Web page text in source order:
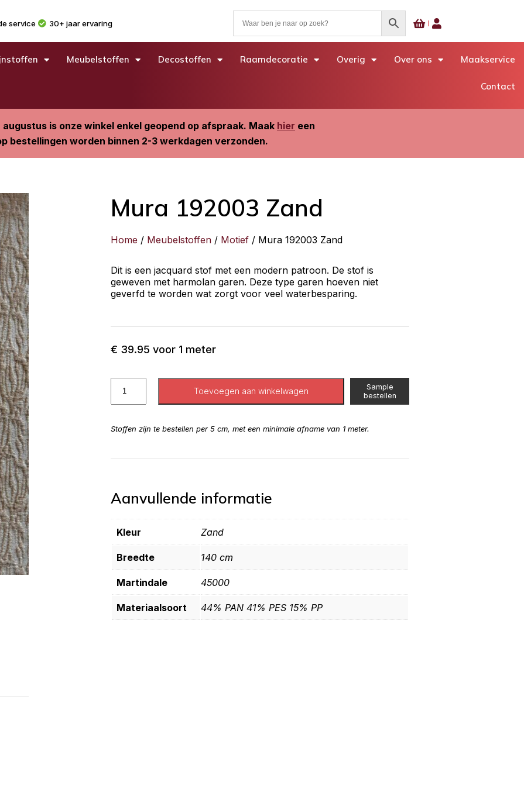
service 30+ jaar ervaring
Meubelstoffen Decostoffen Raamdecoratie Overig Over ons Maakservice
Contact
is onze winkel enkel geopend op afspraak. Maak hier een
bestellingen worden binnen 2-3 werkdagen verzonden.
Mura 192003 Zand
Home / Meubelstoffen / Motief / Mura 192003 Zand
Dit is een jacquard stof met een modern patroon. De stof is
geweven met harmolan garen. Deze type garen hoeven niet
geverfd te worden wat zorgt voor veel waterbesparing.
€ 39.95 voor 1 meter
Toevoegen aan winkelwagen
Sample
bestellen
Stoffen zijn te bestellen per 5 cm, met een minimale afname van 1 meter.
Aanvullende informatie
Kleur Zand
Breedte 140 cm
Martindale 45000
Materiaalsoort 44% PAN 41% PES 15% PP